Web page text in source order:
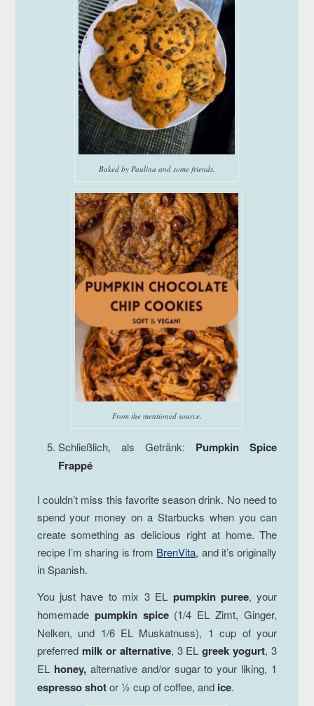
Baked by Paulina and some friends.
From the mentioned source.
Schließlich, als Getränk: Pumpkin Spice
Frappé
I couldn’t miss this favorite season drink. No need to
spend your money on a Starbucks when you can
create something as delicious right at home. The
recipe I’m sharing is from BrenVita, and it’s originally
in Spanish.
You just have to mix 3 EL pumpkin puree, your
homemade pumpkin spice(1/4 EL Zimt, Ginger,
Nelken, und 1/6 EL Muskatnuss), 1 cup of your
preferred milk or alternative, 3 ELgreek yogurt, 3
EL honey, alternative and/or sugar to your liking, 1
espresso shotor ½ cup of coffee, and ice.